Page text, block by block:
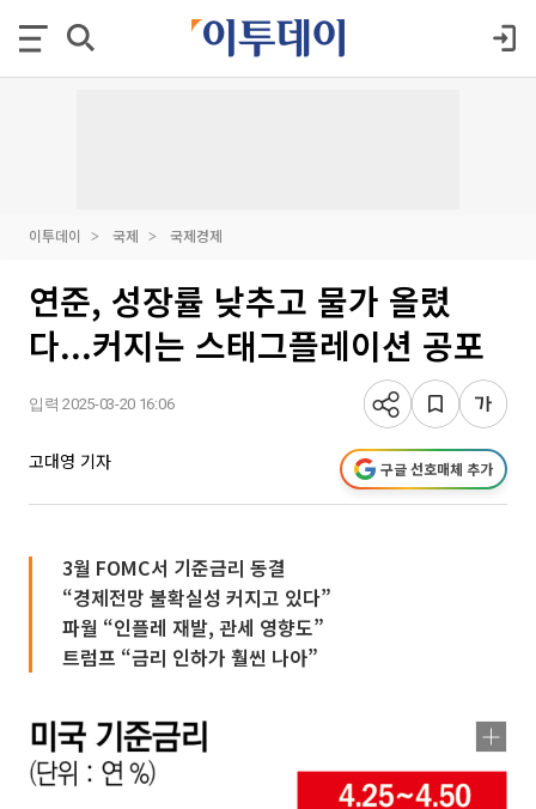
이투데이 국제 국제경제
연준, 성장률 낮추고 물가 올렸
다...커지는 스태그플레이션 공포
입력 2025-03-20 16:06
고대영 기자 구글 선호매체 추가
3월 FOMC서 기준금리 동결
“경제전망 불확실성 커지고 있다”
파월 “인플레 재발, 관세 영향도”
트럼프 “금리 인하가 훨씬 나아”